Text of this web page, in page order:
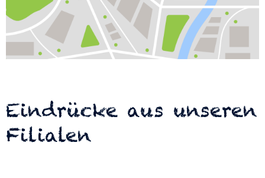
Eindrücke aus unseren
Filialen